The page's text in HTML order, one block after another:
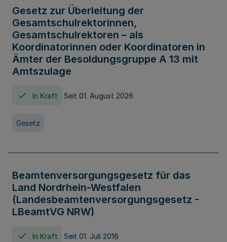
Gesetz zur Überleitung der
Gesamtschulrektorinnen,
Gesamtschulrektoren – als
Koordinatorinnen oder Koordinatoren in
Ämter der Besoldungsgruppe A 13 mit
Amtszulage
In Kraft Seit 01. August 2026
Gesetz
Beamtenversorgungsgesetz für das
Land Nordrhein-Westfalen
(Landesbeamtenversorgungsgesetz -
LBeamtVG NRW)
In Kraft Seit 01. Juli 2016